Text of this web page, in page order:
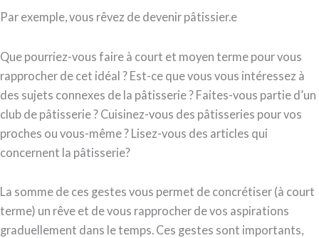
Par exemple, vous rêvez de devenir pâtissier.e
Que pourriez-vous faire à court et moyen terme pour vous
rapprocher de cet idéal ? Est-ce que vous vous intéressez à
des sujets connexes de la pâtisserie ? Faites-vous partie d’un
club de pâtisserie ? Cuisinez-vous des pâtisseries pour vos
proches ou vous-même ? Lisez-vous des articles qui
concernent la pâtisserie?
La somme de ces gestes vous permet de concrétiser (à court
terme) un rêve et de vous rapprocher de vos aspirations
graduellement dans le temps. Ces gestes sont importants,